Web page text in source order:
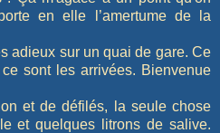
en elle l’amertume de la
adieux sur un quai de gare. Ce
sont les arrivées. Bienvenue
et de défilés, la seule chose
et quelques litrons de salive.